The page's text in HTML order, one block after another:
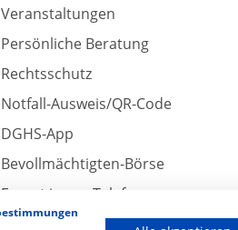
Veranstaltungen
Persönliche Beratung
Rechtsschutz
Notfall-Ausweis/QR-Code
DGHS-App
Bevollmächtigten-Börse
Expert:innen-Telefon